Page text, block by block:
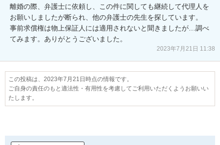
離婚の際、弁護士に依頼し、この件に関しても継続して代理人を
お願いしましたが断られ、他の弁護士の先生を探しています。
事前求償権は物上保証人には適用されないと聞きましたが…調べ
てみます。ありがとうございました。
2023年7月21日 11:38
この投稿は、2023年7月21日時点の情報です。
ご自身の責任のもと適法性・有用性を考慮してご利用いただくようお願いい
たします。